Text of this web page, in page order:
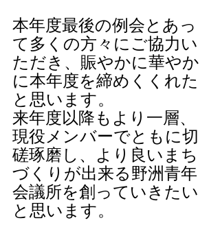
本年度最後の例会とあっ
て多くの方々にご協力い
ただき、賑やかに華やか
に本年度を締めくくれた
と思います。
来年度以降もより一層、
現役メンバーでともに切
磋琢磨し、より良いまち
づくりが出来る野洲青年
会議所を創っていきたい
と思います。